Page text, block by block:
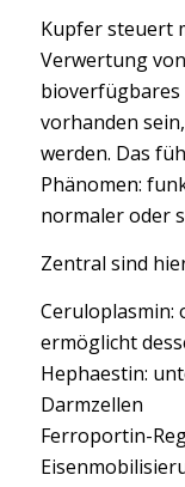
Kupfer steuert
Verwertung
bioverfügbares
vorhanden
werden. Das
Phänomen:
normaler oder
Zentral sind
Ceruloplasmin:
ermöglicht
Hephaestin:
Darmzellen
Ferroportin-